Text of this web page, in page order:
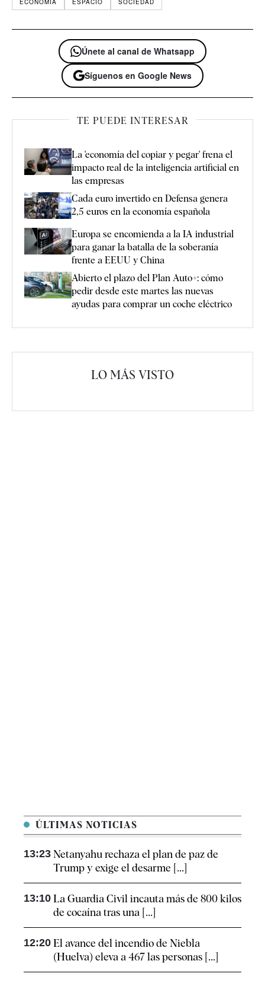
Únete al canal de Whatsapp
Síguenos en Google News
TE PUEDE INTERESAR
La 'economía del copiar y pegar' frena el
impacto real de la inteligencia artificial en
las empresas
Cada euro invertido en Defensa genera
2,5 euros en la economía española
Europa se encomienda a la IA industrial
para ganar la batalla de la soberanía
frente a EEUU y China
Abierto el plazo del Plan Auto+: cómo
pedir desde este martes las nuevas
ayudas para comprar un coche eléctrico
LO MÁS VISTO
ÚLTIMAS NOTICIAS
13:23 Netanyahu rechaza el plan de paz de
Trump y exige el desarme [...]
13:10 La Guardia Civil incauta más de 800 kilos
de cocaína tras una [...]
12:20 El avance del incendio de Niebla
(Huelva) eleva a 467 las personas [...]